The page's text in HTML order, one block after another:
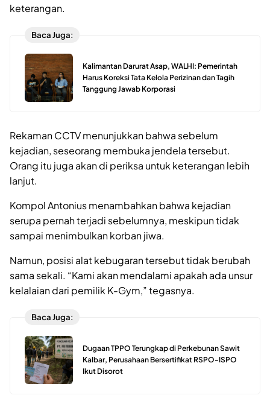
keterangan.
Baca Juga:
Kalimantan Darurat Asap, WALHI: Pemerintah
Harus Koreksi Tata Kelola Perizinan dan Tagih
Tanggung Jawab Korporasi
Rekaman CCTV menunjukkan bahwa sebelum
kejadian, seseorang membuka jendela tersebut.
Orang itu juga akan di periksa untuk keterangan lebih
lanjut.
Kompol Antonius menambahkan bahwa kejadian
serupa pernah terjadi sebelumnya, meskipun tidak
sampai menimbulkan korban jiwa.
Namun, posisi alat kebugaran tersebut tidak berubah
sama sekali. “Kami akan mendalami apakah ada unsur
kelalaian dari pemilik K-Gym,” tegasnya.
Baca Juga:
Dugaan TPPO Terungkap di Perkebunan Sawit
Kalbar, Perusahaan Bersertifikat RSPO-ISPO
Ikut Disorot